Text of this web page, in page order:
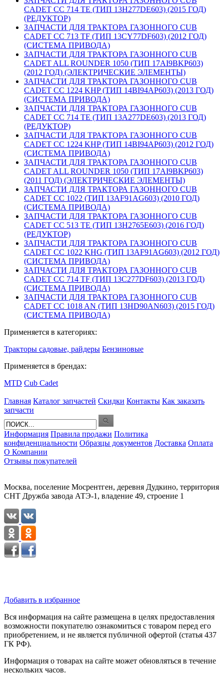
CADET CC 714 TE (ТИП 13H277DE603) (2015 ГОД)
(РЕДУКТОР)
ЗАПЧАСТИ ДЛЯ ТРАКТОРА ГАЗОННОГО CUB
CADET CC 713 TF (ТИП 13CY77DF603) (2012 ГОД)
(СИСТЕМА ПРИВОДА)
ЗАПЧАСТИ ДЛЯ ТРАКТОРА ГАЗОННОГО CUB
CADET ALL ROUNDER 1050 (ТИП 17AI9BKP603)
(2012 ГОД) (ЭЛЕКТРИЧЕСКИЕ ЭЛЕМЕНТЫ)
ЗАПЧАСТИ ДЛЯ ТРАКТОРА ГАЗОННОГО CUB
CADET CC 1224 KHP (ТИП 14BI94AP603) (2013 ГОД)
(СИСТЕМА ПРИВОДА)
ЗАПЧАСТИ ДЛЯ ТРАКТОРА ГАЗОННОГО CUB
CADET CC 714 TE (ТИП 13A277DE603) (2013 ГОД)
(РЕДУКТОР)
ЗАПЧАСТИ ДЛЯ ТРАКТОРА ГАЗОННОГО CUB
CADET CC 1224 KHP (ТИП 14BI94AP603) (2012 ГОД)
(СИСТЕМА ПРИВОДА)
ЗАПЧАСТИ ДЛЯ ТРАКТОРА ГАЗОННОГО CUB
CADET ALL ROUNDER 1050 (ТИП 17AI9BKP603)
(2011 ГОД) (ЭЛЕКТРИЧЕСКИЕ ЭЛЕМЕНТЫ)
ЗАПЧАСТИ ДЛЯ ТРАКТОРА ГАЗОННОГО CUB
CADET CC 1022 (ТИП 13AF91AG603) (2010 ГОД)
(СИСТЕМА ПРИВОДА)
ЗАПЧАСТИ ДЛЯ ТРАКТОРА ГАЗОННОГО CUB
CADET CC 513 TE (ТИП 13H2765E603) (2016 ГОД)
(РЕДУКТОР)
ЗАПЧАСТИ ДЛЯ ТРАКТОРА ГАЗОННОГО CUB
CADET CC 1022 KHG (ТИП 13AF91AG603) (2012 ГОД)
(СИСТЕМА ПРИВОДА)
ЗАПЧАСТИ ДЛЯ ТРАКТОРА ГАЗОННОГО CUB
CADET CC 714 TF (ТИП 13C277DF603) (2013 ГОД)
(СИСТЕМА ПРИВОДА)
ЗАПЧАСТИ ДЛЯ ТРАКТОРА ГАЗОННОГО CUB
CADET CC 1018 AN (ТИП 13HD90AN603) (2015 ГОД)
(СИСТЕМА ПРИВОДА)
Применяется в категориях:
Тракторы садовые, райдеры Бензиновые
Применяется в брендах:
MTD Cub Cadet
Главная Каталог запчастей Скидки Контакты Как заказать
запчасти
Информация Правила продажи Политика
конфиденциальности Образцы документов Доставка Оплата
О Компании
Отзывы покупателей
Москва, поселение Мосрентген, деревня Дудкино, территория
СНТ Дружба завода АТЭ-1, владение 49, строение 1
Добавить в избранное
Вся информация на сайте размещена в целях предоставления
возможности покупателю ознакомиться с товаром перед его
приобретением, и не является публичной офертой (статья 437
ГК РФ).
Информация о товарах на сайте может обновляться в течение
нескольких часов.